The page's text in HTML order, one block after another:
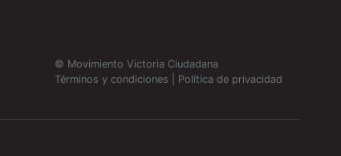
© Movimiento Victoria Ciudadana
Términos y condiciones
Política de privacidad